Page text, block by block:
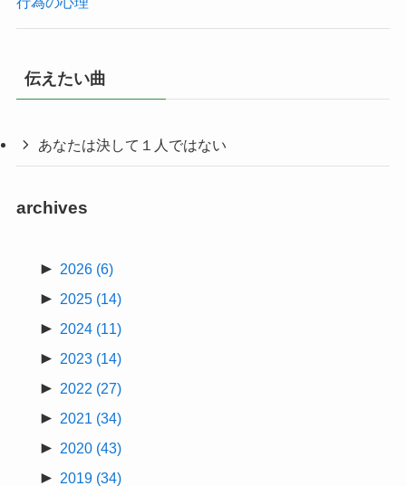
伝えたい曲
あなたは決して１人ではない
archives
► 2026 (6)
► 2025 (14)
► 2024 (11)
► 2023 (14)
► 2022 (27)
► 2021 (34)
► 2020 (43)
► 2019 (34)